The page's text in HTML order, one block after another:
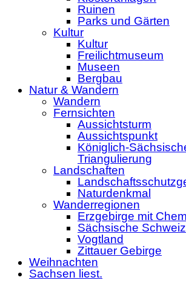
Ruinen
Parks und Gärten
Kultur
Kultur
Freilichtmuseum
Museen
Bergbau
Natur & Wandern
Wandern
Fernsichten
Aussichtsturm
Aussichtspunkt
Königlich-
Triangulierung
Landschaften
Naturdenkmal
Wanderregionen
Erzgebirge mit
Sächsische Schweiz
Vogtland
Zittauer Gebirge
Weihnachten
Sachsen liest.